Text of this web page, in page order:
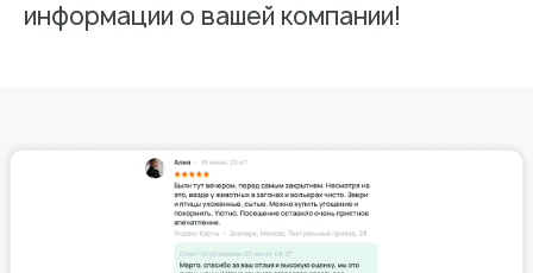
информации о вашей компании!